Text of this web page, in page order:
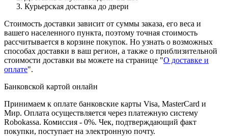
Курьерская доставка до двери
Стоимость доставки зависит от суммы заказа, его веса и
вашего населенного пункта, поэтому точная стоимость
рассчитывается в корзине покупок. Но узнать о возможных
способах доставки в ваш регион, а также о приблизительной
стоимости доставки вы можете на странице "О доставке и
оплате".
Банковской картой онлайн
Принимаем к оплате банковские карты Visa, MasterCard и
Мир. Оплата осуществляется через платежную систему
Robokassa. Комиссия - 0%. Чек, подтверждающий факт
покупки, поступает на электронную почту.